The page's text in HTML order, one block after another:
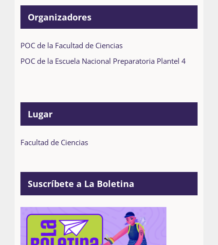
Organizadores
POC de la Facultad de Ciencias
POC de la Escuela Nacional Preparatoria Plantel 4
Lugar
Facultad de Ciencias
Suscríbete a La Boletina